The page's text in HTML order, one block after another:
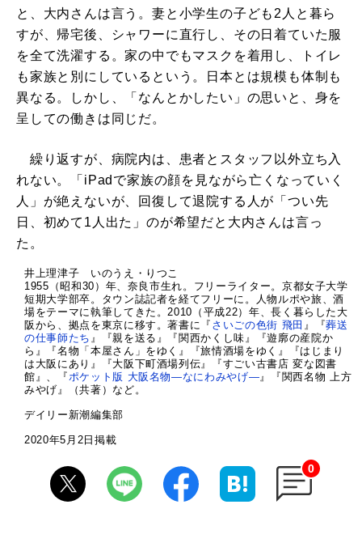
と、大内さんは言う。妻と小学生の子ども2人と暮ら
すが、帰宅後、シャワーに直行し、その日着ていた服
を全て洗濯する。家の中でもマスクを着用し、トイレ
も家族と別にしているという。日本とは規模も体制も
異なる。しかし、「なんとかしたい」の思いと、身を
呈しての働きは同じだ。
繰り返すが、病院内は、患者とスタッフ以外立ち入
れない。「iPadで家族の顔を見ながら亡くなっていく
人」が絶えないが、回復して退院する人が「つい先
日、初めて1人出た」のが希望だと大内さんは言っ
た。
井上理津子 いのうえ・りつこ
1955（昭和30）年、奈良市生れ。フリーライター。京都女子大学
短期大学部卒。タウン誌記者を経てフリーに。人物ルポや旅、酒
場をテーマに執筆してきた。2010（平成22）年、長く暮らした大
阪から、拠点を東京に移す。著書に『 さいごの色街 飛田 』『葬送
の仕事師たち 』『親を送る』『関西かくし味』『遊廓の産院か
ら』『名物「本屋さん」をゆく』『旅情酒場をゆく』『はじまり
は大阪にあり』『大阪下町酒場列伝』『すごい古書店 変な図書
館』、『 ポケット版 大阪名物―なにわみやげ― 』『関西名物 上方
みやげ』（共著）など。
デイリー新潮編集部
2020年5月2日掲載
0